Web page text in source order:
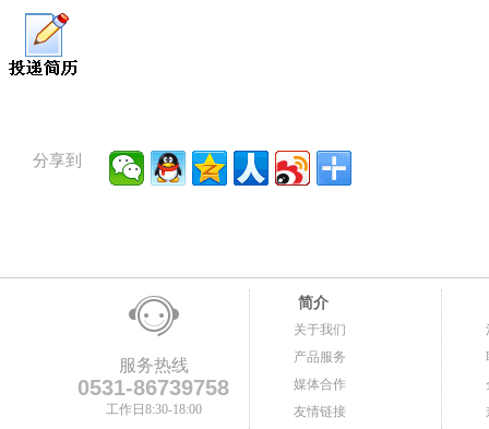
分享到
服务热线
0531-86739758
工作日8:30-18:00
简介
关于我们
产品服务
媒体合作
友情链接